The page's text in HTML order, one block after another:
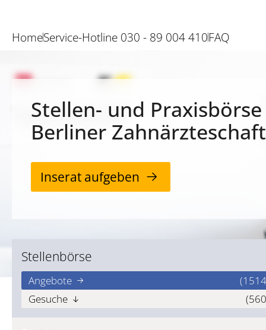
HomeService-Hotline 030 - 89 004 410FAQ
Stellen- und
Berliner Zahnärzteschaft
Inserat aufgeben
Stellenbörse
Angebote
Gesuche